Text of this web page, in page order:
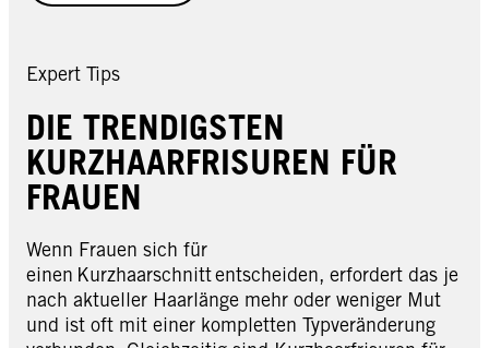
Expert Tips
DIE TRENDIGSTEN
KURZHAARFRISUREN FÜR
FRAUEN
Wenn Frauen sich für
einen Kurzhaarschnitt entscheiden, erfordert das je
nach aktueller Haarlänge mehr oder weniger Mut
und ist oft mit einer kompletten Typveränderung